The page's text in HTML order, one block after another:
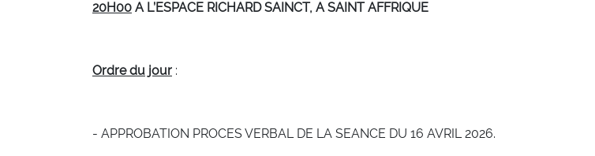
20H00 A L’ESPACE RICHARD SAINCT, A SAINT AFFRIQUE
Ordre du jour :
- APPROBATION PROCES VERBAL DE LA SEANCE DU 16 AVRIL 2026.